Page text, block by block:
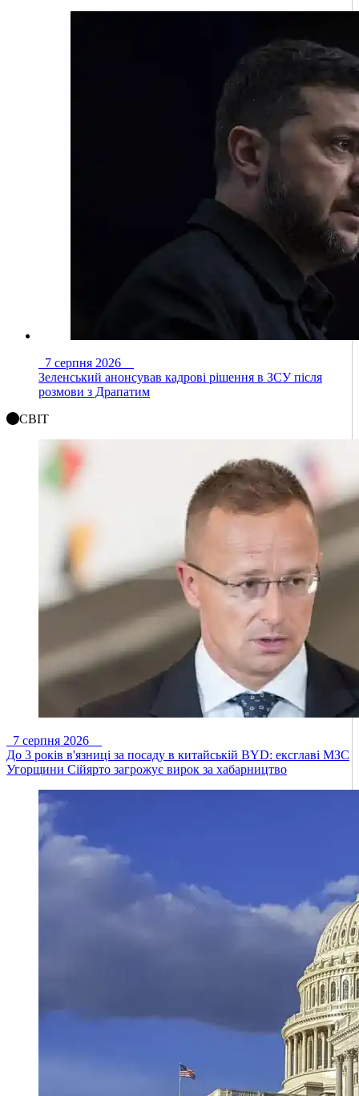
7 серпня 2026
Зеленський анонсував кадрові рішення в ЗСУ після
розмови з Драпатим
СВІТ
7 серпня 2026
До 3 років в'язниці за посаду в китайській BYD: ексглаві МЗС
Угорщини Сійярто загрожує вирок за хабарництво